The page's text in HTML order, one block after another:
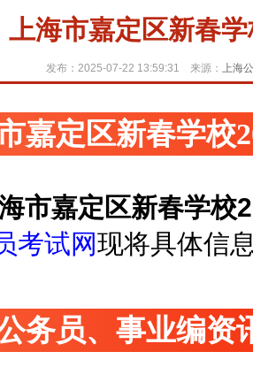
上海市嘉定区新春
发布：2025-07-22 13:59:31 来源： 上海
嘉定区新春学校
市嘉定区新春学校
考试网现将具体信
务员、事业编资